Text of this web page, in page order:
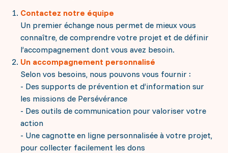
Contactez notre équipe
Un premier échange nous permet de mieux vous
connaître, de comprendre votre projet et de définir
l’accompagnement dont vous avez besoin.
Un accompagnement personnalisé
Selon vos besoins, nous pouvons vous fournir :
- Des supports de prévention et d’information sur
les missions de Persévérance
- Des outils de communication pour valoriser votre
action
- Une cagnotte en ligne personnalisée à votre projet,
pour collecter facilement les dons